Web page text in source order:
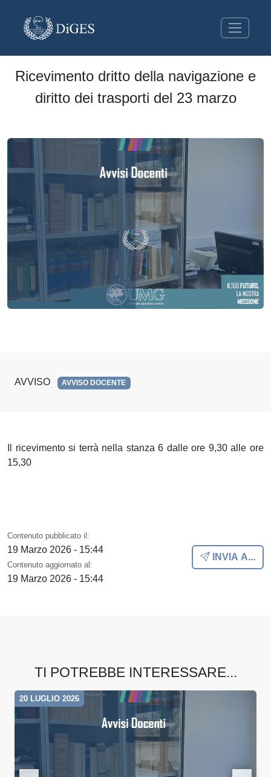
Ricevimento dritto della navigazione e
diritto dei trasporti del 23 marzo
AVVISO AVVISO DOCENTE
Il ricevimento si terrà nella stanza 6 dalle ore 9,30 alle ore
15,30
Contenuto pubblicato il:
19 Marzo 2026 - 15:44
Contenuto aggiornato al:
19 Marzo 2026 - 15:44
INVIA A...
TI POTREBBE INTERESSARE...
20 LUGLIO 2026